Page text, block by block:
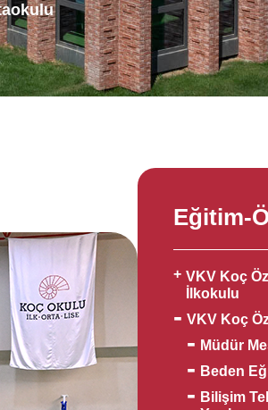
Eğitim-
VKV Koç
İlkokulu
VKV Koç
Müdür
Beden
Bilişim